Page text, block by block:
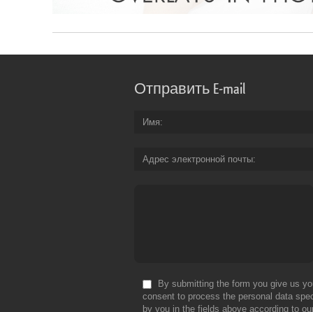
Отправить E-mail
Имя
Адрес электронной почты
By submitting the form you give us
consent to process the personal data
by you in the fields above according to